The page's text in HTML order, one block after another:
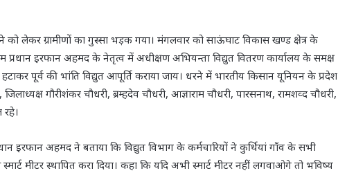
को लेकर ग्रामीणों का गुस्सा भड़क गया। मंगलवार को साऊंघाट विकास खण्ड क्षेत्र के
प्रधान इरफान अहमद के नेतृत्व में अधीक्षण अभियन्ता विद्युत वितरण कार्यालय के समक्ष
हटाकर पूर्व की भांति विद्युत आपूर्ति कराया जाय। धरने में भारतीय किसान यूनियन के प्रदेश
गौरीशंकर चौधरी, ब्रम्हदेव चौधरी, आज्ञाराम चौधरी, पारसनाथ, रामशव्द चौधरी,
इरफान अहमद ने बताया कि विद्युत विभाग के कर्मचारियों ने कुर्थियां गाँव के सभी
मीटर स्थापित करा दिया। कहा कि यदि अभी स्मार्ट मीटर नहीं लगवाओगे तो भविष्य